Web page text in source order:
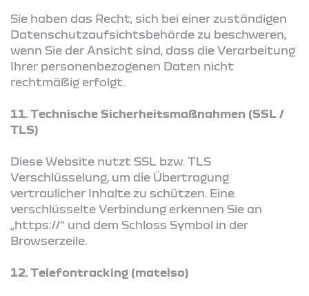
Sie haben das Recht, sich bei einer zuständigen
Datenschutzaufsichtsbehörde zu beschweren,
wenn Sie der Ansicht sind, dass die Verarbeitung
Ihrer personenbezogenen Daten nicht
rechtmäßig erfolgt.
11. Technische Sicherheitsmaßnahmen (SSL /
TLS)
Diese Website nutzt SSL bzw. TLS
Verschlüsselung, um die Übertragung
vertraulicher Inhalte zu schützen. Eine
verschlüsselte Verbindung erkennen Sie an
„https://“ und dem Schloss Symbol in der
Browserzeile.
12. Telefontracking (matelso)